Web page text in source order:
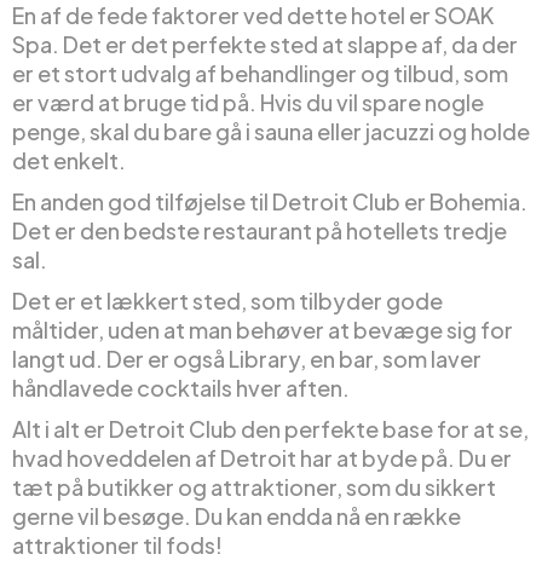
En af de fede faktorer ved dette hotel er SOAK
Spa. Det er det perfekte sted at slappe af, da der
er et stort udvalg af behandlinger og tilbud, som
er værd at bruge tid på. Hvis du vil spare nogle
penge, skal du bare gå i sauna eller jacuzzi og holde
det enkelt.
En anden god tilføjelse til Detroit Club er Bohemia.
Det er den bedste restaurant på hotellets tredje
sal.
Det er et lækkert sted, som tilbyder gode
måltider, uden at man behøver at bevæge sig for
langt ud. Der er også Library, en bar, som laver
håndlavede cocktails hver aften.
Alt i alt er Detroit Club den perfekte base for at se,
hvad hoveddelen af Detroit har at byde på. Du er
tæt på butikker og attraktioner, som du sikkert
gerne vil besøge. Du kan endda nå en række
attraktioner til fods!